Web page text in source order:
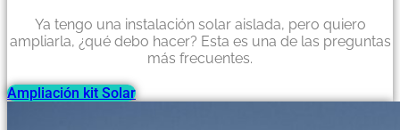
Ya tengo una instalación solar aislada, pero quiero
ampliarla, ¿qué debo hacer? Esta es una de las preguntas
más frecuentes.
Ampliación kit Solar